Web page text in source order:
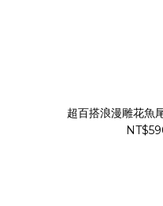
超百搭浪漫雕花魚